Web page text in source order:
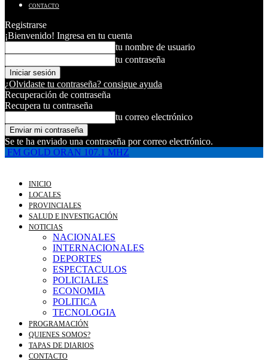
CONTACTO
Registrarse
¡Bienvenido! Ingresa en tu cuenta
tu nombre de usuario
tu contraseña
¿Olvidaste tu contraseña? consigue ayuda
Recuperación de contraseña
Recupera tu contraseña
tu correo electrónico
Se te ha enviado una contraseña por correo electrónico.
FM GOLD ORAN 107.1 MHZ
INICIO
LOCALES
PROVINCIALES
SALUD E INVESTIGACIÓN
NOTICIAS
NACIONALES
INTERNACIONALES
DEPORTES
ESPECTACULOS
POLICIALES
ECONOMIA
POLITICA
TECNOLOGIA
PROGRAMACIÓN
QUIENES SOMOS?
TAPAS DE DIARIOS
CONTACTO